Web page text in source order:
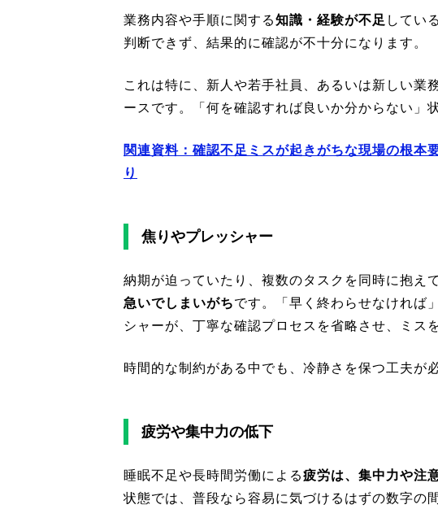
業務内容や手順に関する知識・経験が不足 してい
判断できず、結果的に確認が不十分になります。
これは特に、新人や若手社員、あるいは新しい業
ースです。「何を確認すれば良いか分からない」
関連資料：確認不足ミスが起きがちな現場の根本
り
焦りやプレッシャー
納期が迫っていたり、複数のタスクを同時に抱え
急いでしまいがちです。「早く終わらせなければ
シャーが、丁寧な確認プロセスを省略させ、ミス
時間的な制約がある中でも、冷静さを保つ工夫が
疲労や集中力の低下
睡眠不足や長時間労働による疲労は、集中力や注
状態では、普段なら容易に気づけるはずの数字の